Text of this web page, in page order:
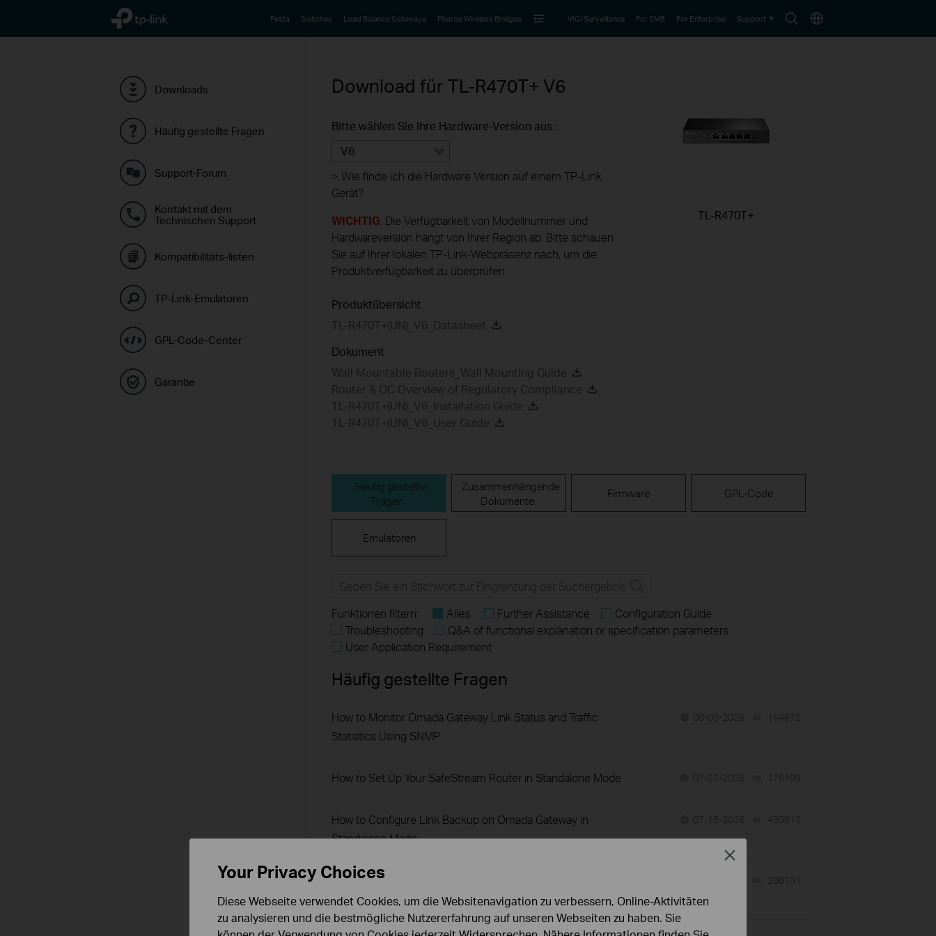
TP-Link, Reliably Smart
SearchChoose
Festa Switches Load Balance Gateways Pharos Wireless Bridges VIGI Surveillance For SMB For Enterprise Support
Downloads
Häufig gestellte Fragen
Support-Forum
Kontakt mit dem
Technischen Support
Kompatibilitäts-listen
TP-Link-Emulatoren
GPL-Code-Center
Garantie
Download für TL-R470T+ V6
Bitte wählen Sie Ihre Hardware-Version aus.:
V6
> Wie finde ich die Hardware Version auf einem TP-Link
Gerät?
WICHTIG: Die Verfügbarkeit von Modellnummer und
Hardwareversion hängt von Ihrer Region ab. Bitte schauen
Sie auf Ihrer lokalen TP-Link-Webpräsenz nach, um die
Produktverfügbarkeit zu überprüfen.
Produktübersicht
TL-R470T+(UN)_V6_Datasheet
Dokument
Wall Mountable Routers_Wall Mounting Guide
Router & OC Overview of Regulatory Compliance
TL-R470T+(UN)_V6_Installation Guide
TL-R470T+(UN)_V6_User Guide
TL-R470T+
Häufig gestellte
Fragen
Zusammenhängende
Dokumente
Firmware GPL-Code
Emulatoren
Funktionen filtern: Alles Further Assistance
Configuration Guide
Troubleshooting
Q&A of functional explanation or specification parameters
User Application Requirement
Häufig gestellte Fragen
How to Monitor Omada Gateway Link Status and Traffic
Statistics Using SNMP
08-03-2026 164675
How to Set Up Your SafeStream Router in Standalone Mode 07-21-2026 176499
How to Configure Link Backup on Omada Gateway in
Standalone Mode
07-18-2026 439812
How to Allow Specific Public IPs to Access an Internal Server
on TP-Link SMB Routers
208131
Your Privacy Choices
Diese Webseite verwendet Cookies, um die Websitenavigation zu verbessern, Online-Aktivitäten
zu analysieren und die bestmögliche Nutzererfahrung auf unseren Webseiten zu haben. Sie
Close